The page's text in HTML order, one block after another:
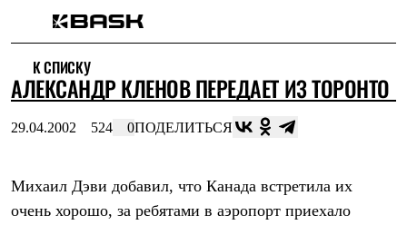
Интернет-магазин
Мужская одежда
Утепленная пухом
Куртки
Брюки
Утепленная синтетикой
Куртки
К СПИСКУ
АЛЕКСАНДР КЛЕНОВ ПЕРЕДАЕТ ИЗ ТОРОНТО
29.04.2002 524 0ПОДЕЛИТЬСЯ
Михаил Дэви добавил, что Канада встретила их
очень хорошо, за ребятами в аэропорт приехало